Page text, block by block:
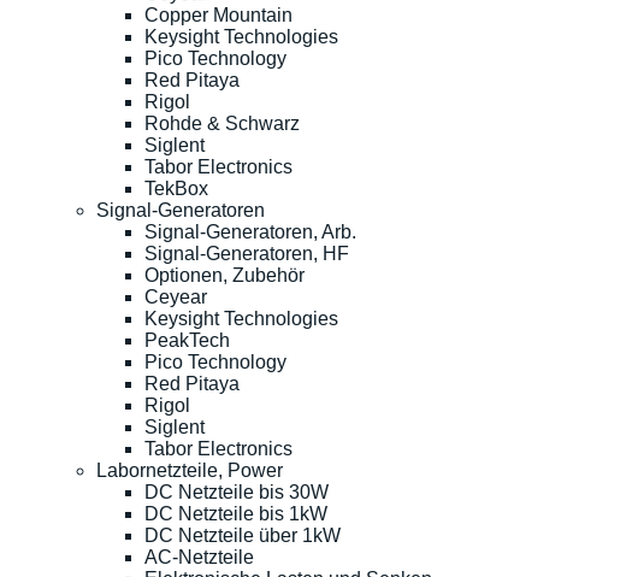
Copper Mountain
Keysight Technologies
Pico Technology
Red Pitaya
Rigol
Rohde & Schwarz
Siglent
Tabor Electronics
TekBox
Signal-Generatoren
Signal-Generatoren, Arb.
Signal-Generatoren, HF
Optionen, Zubehör
Ceyear
Keysight Technologies
PeakTech
Pico Technology
Red Pitaya
Rigol
Siglent
Tabor Electronics
Labornetzteile, Power
DC Netzteile bis 30W
DC Netzteile bis 1kW
DC Netzteile über 1kW
AC-Netzteile